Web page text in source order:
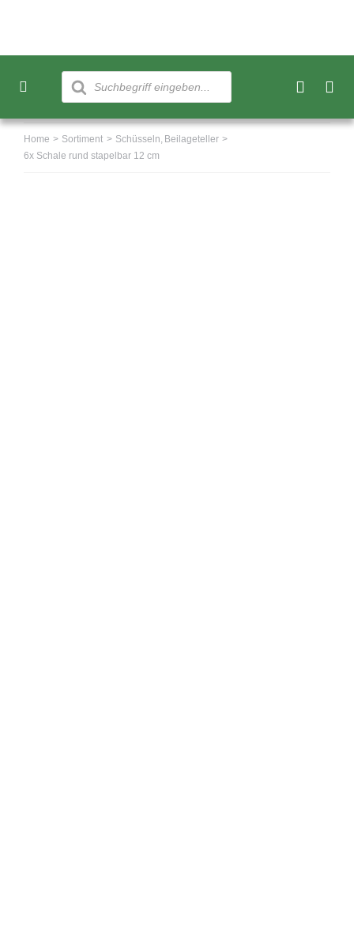
content
Products
search
Toggle
Neu
Home Sortiment Schüsseln Beilageteller
6x Schale rund stapelbar 12 cm